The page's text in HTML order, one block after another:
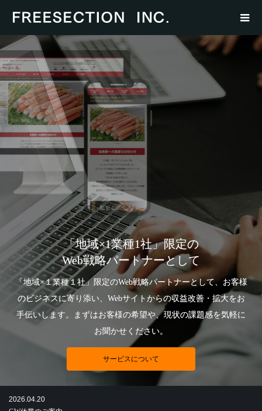
「地域×1業種1社」限定の
Web戦略パートナーとして
「地域×１業種１社」限定のWeb戦略パートナーとして、お客様
のビジネスに寄り添い、Webサイトからの収益改善・拡大をお
手伝いします。まずはお客様の希望や、現状の課題感を気軽に
お聞かせください。
サービスについて
2026.04.20
GW休業のご案内